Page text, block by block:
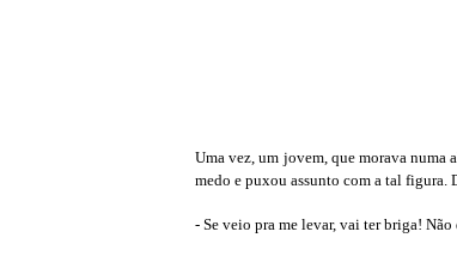
Uma vez, um jovem, que morava numa
medo e puxou assunto com a tal figura.
- Se veio pra me levar, vai ter briga!